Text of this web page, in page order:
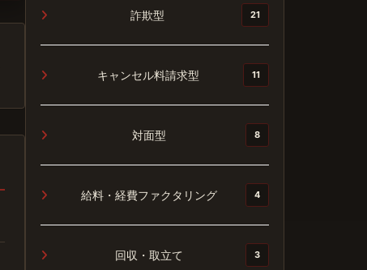
詐欺型 21
キャンセル料請求型 11
対面型 8
給料・経費ファクタリング 4
回収・取立て 3